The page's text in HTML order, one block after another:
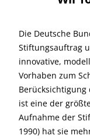
Die Deutsche
Stiftungsauftrag
innovative,
Vorhaben zum
ist eine der
Aufnahme der
1990) hat sie